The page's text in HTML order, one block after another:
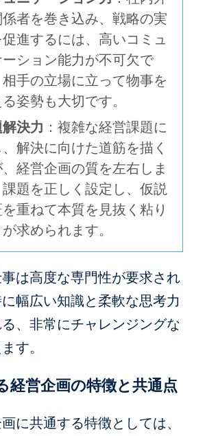
者を巻き込み、戦略の実
進するには、高いコミュ
ション能力が不可欠で
手の立場に立って物事を
姿勢も大切です。
決力 ：複雑な経営課題に
解決に向けた道筋を描く
経営企画の質を左右しま
題を正しく設定し、仮説
重ねて本質を見抜く粘り
求められます。
は高度な専門性が要求され
幅広い知識と柔軟な思考力
、非常にチャレンジングな
す。
経営企画の特徴と共通点
に共通する特徴としては、